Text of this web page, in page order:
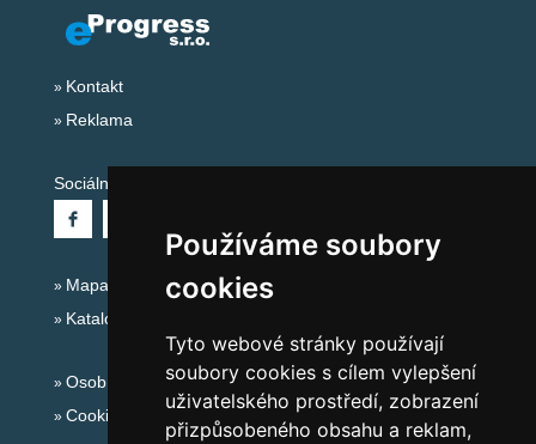
Používáme soubory
cookies
Tyto webové stránky používají
soubory cookies s cílem vylepšení
uživatelského prostředí, zobrazení
přizpůsobeného obsahu a reklam,
Kontakt
Reklama
Sociální sítě:
Mapa serveru Alpy Itálie - Dolomity
Katalog ubytování
Osobní údaje
Cookies